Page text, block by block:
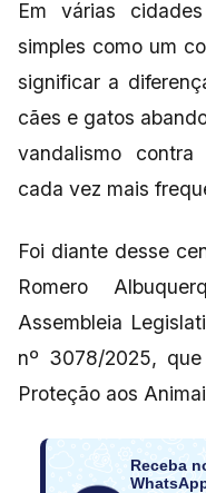
Em várias
simples como um
significar a
cães e gatos
vandalismo
cada vez mais
Foi diante desse
Romero
Assembleia
nº 3078/2025,
Proteção aos
Receba